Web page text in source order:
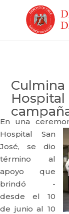
Culmina
Hospital
En una
Hospital San
José, se dio
término al
apoyo que
brindó -
desde el 10
de junio al 10